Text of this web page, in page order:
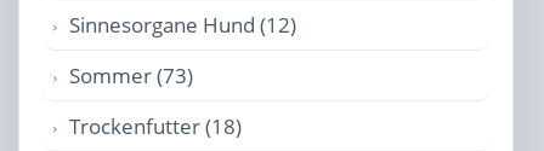
Sinnesorgane Hund (12)
Sommer (73)
Trockenfutter (18)